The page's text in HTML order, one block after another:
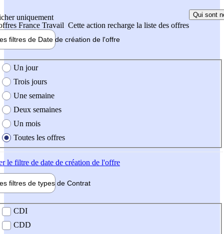
uniquement
France Travail Cette action recharge la liste des offres
Qui sont
filtres de Date de création de l'offre
création de l'offre
Un jour
Trois jours
Une semaine
Deux semaines
Un mois
Toutes les offres
le filtre de date de création de l'offre
filtres de types de Contrat
contrat
CDI
CDD